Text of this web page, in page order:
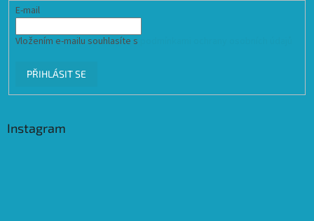
E-mail
Vložením e-mailu souhlasíte s
PŘIHLÁSIT SE
Instagram